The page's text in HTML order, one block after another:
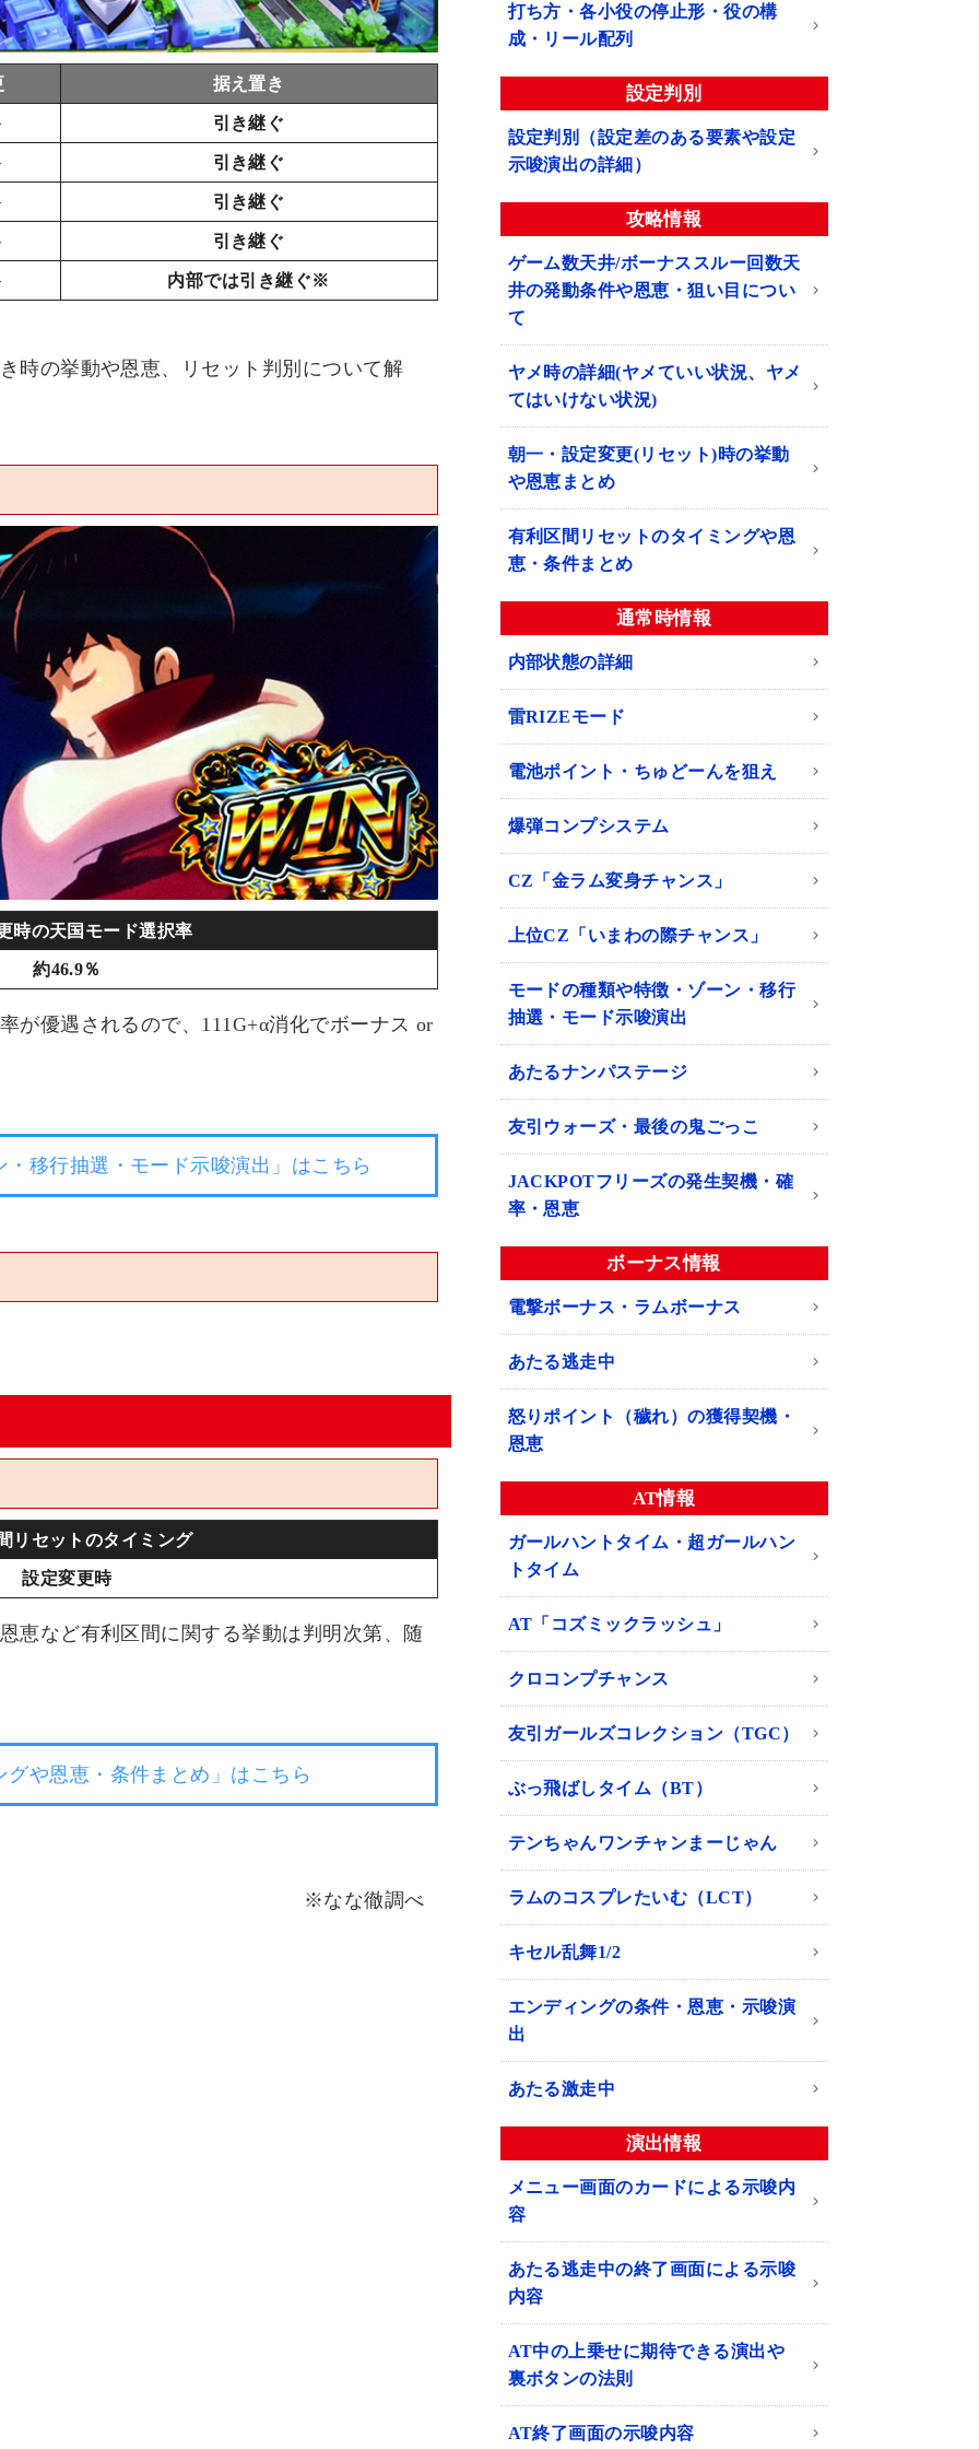
据え置き
引き継ぐ
引き継ぐ
引き継ぐ
引き継ぐ
内部では引き継ぐ※
時の挙動や恩恵、リセット判別について解
時の天国モード選択率
約46.9％
が優遇されるので、111G+α消化でボーナス or
移行抽選・モード示唆演出」はこちら
リセットのタイミング
設定変更時
恵など有利区間に関する挙動は判明次第、随
や恩恵・条件まとめ」はこちら
※なな徹調べ
打ち方・各小役の停止形・役の構
成・リール配列
設定判別
設定判別（設定差のある要素や設定
示唆演出の詳細）
攻略情報
ゲーム数天井/ボーナススルー回数天
井の発動条件や恩恵・狙い目につい
て
ヤメ時の詳細(ヤメていい状況、ヤメ
てはいけない状況)
朝一・設定変更(リセット)時の挙動
や恩恵まとめ
有利区間リセットのタイミングや恩
恵・条件まとめ
通常時情報
内部状態の詳細
雷RIZEモード
電池ポイント・ちゅどーんを狙え
爆弾コンプシステム
CZ「金ラム変身チャンス」
上位CZ「いまわの際チャンス」
モードの種類や特徴・ゾーン・移行
抽選・モード示唆演出
あたるナンパステージ
友引ウォーズ・最後の鬼ごっこ
JACKPOTフリーズの発生契機・確
率・恩恵
ボーナス情報
電撃ボーナス・ラムボーナス
あたる逃走中
怒りポイント（穢れ）の獲得契機・
恩恵
AT情報
ガールハントタイム・超ガールハン
トタイム
AT「コズミックラッシュ」
クロコンプチャンス
友引ガールズコレクション（TGC）
ぶっ飛ばしタイム（BT）
テンちゃんワンチャンまーじゃん
ラムのコスプレたいむ（LCT）
キセル乱舞1/2
エンディングの条件・恩恵・示唆演
出
あたる激走中
演出情報
メニュー画面のカードによる示唆内
容
あたる逃走中の終了画面による示唆
内容
AT中の上乗せに期待できる演出や
裏ボタンの法則
AT終了画面の示唆内容